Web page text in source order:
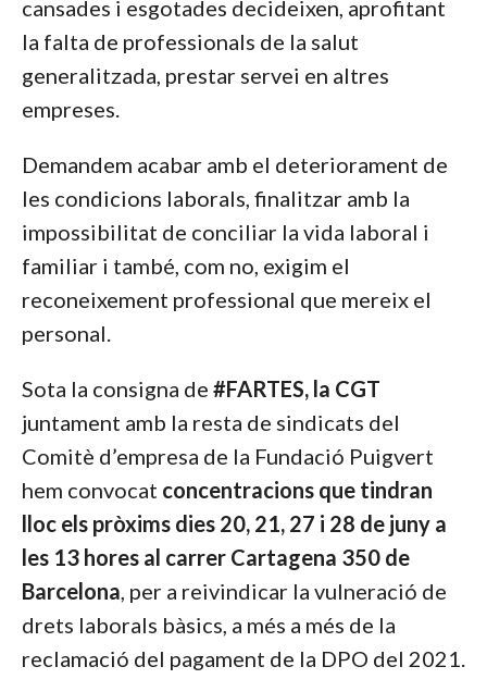
cansades i esgotades decideixen, aprofitant
la falta de professionals de la salut
generalitzada, prestar servei en altres
empreses.
Demandem acabar amb el deteriorament de
les condicions laborals, finalitzar amb la
impossibilitat de conciliar la vida laboral i
familiar i també, com no, exigim el
reconeixement professional que mereix el
personal.
Sota la consigna de #FARTES, la CGT
juntament amb la resta de sindicats del
Comitè d’empresa de la Fundació Puigvert
hem convocat concentracions que tindran
lloc els pròxims dies 20, 21, 27 i 28 de juny a
les 13 hores al carrer Cartagena 350 de
Barcelona, per a reivindicar la vulneració de
drets laborals bàsics, a més a més de la
reclamació del pagament de la DPO del 2021.